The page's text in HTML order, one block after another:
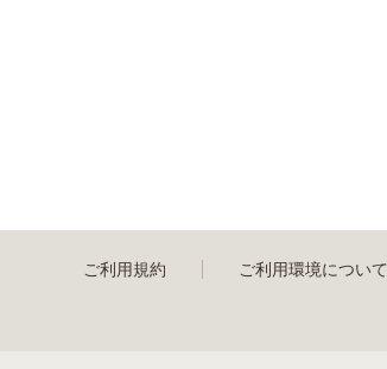
ご利用規約 ご利用環境について